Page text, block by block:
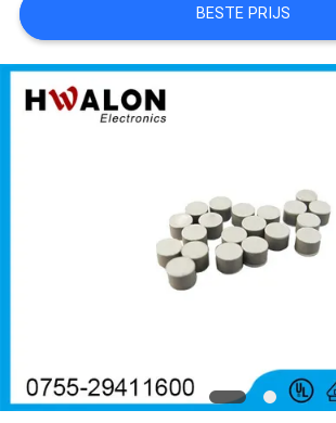
SITEMAP
PRIVACYBELEID
BESTE PRIJS